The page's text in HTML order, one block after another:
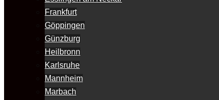
Frankfurt
Göppingen
Günzburg
Heilbronn
Karlsruhe
Mannheim
Marbach